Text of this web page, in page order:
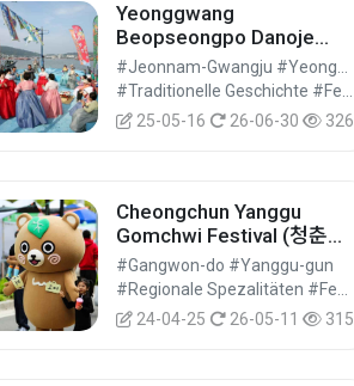
Yeonggwang
Beopseongpo Danoje
Festival (영광법성포단오
제)
25-05-16
26-06-30 326
Cheongchun Yanggu
Gomchwi Festival (청춘양
구 곰취축제)
#Gangwon-do #Yanggu-gun
24-04-25
26-05-11 315